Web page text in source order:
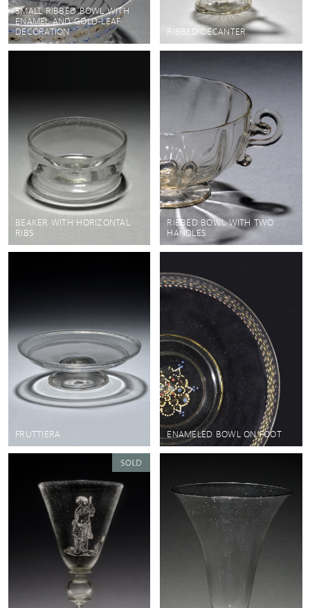
SMALL RIBBED BOWL WITH
ENAMEL AND GOLD-LEAF
DECORATION
RIBBED DECANTER
BEAKER WITH HORIZONTAL
RIBS
RIBBED BOWL WITH TWO
HANDLES
FRUTTIERA ENAMELED BOWL ON FOOT